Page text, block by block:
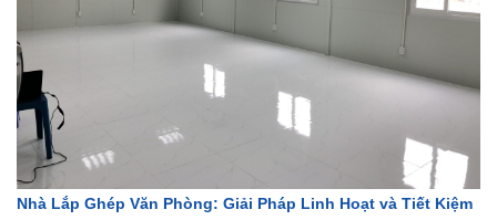
Nhà Lắp Ghép Văn Phòng: Giải Pháp Linh Hoạt và Tiết Kiệm